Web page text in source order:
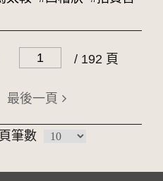
/ 192 頁
最後一頁
筆數